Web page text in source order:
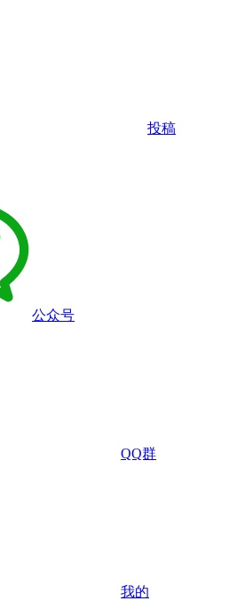
投稿
公众号
QQ群
我的